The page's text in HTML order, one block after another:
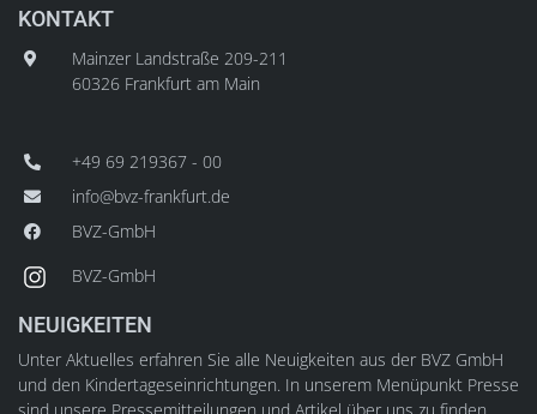
KONTAKT
Mainzer Landstraße 209-211
60326 Frankfurt am Main
+49 69 219367 - 00
info@bvz-frankfurt.de
BVZ-GmbH
BVZ-GmbH
NEUIGKEITEN
Unter Aktuelles erfahren Sie alle Neuigkeiten aus der BVZ GmbH
und den Kindertageseinrichtungen. In unserem Menüpunkt Presse